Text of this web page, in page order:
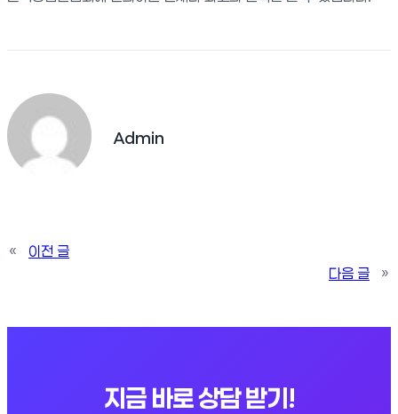
Admin
«
이전 글
다음 글
»
지금 바로 상담 받기!